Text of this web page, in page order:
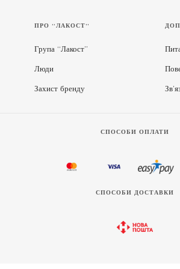
ПРО “ЛАКОСТ”
Група “Лакост”
Люди
Захист бренду
СПОСОБИ ОПЛАТИ
СПОСОБИ ДОСТАВКИ